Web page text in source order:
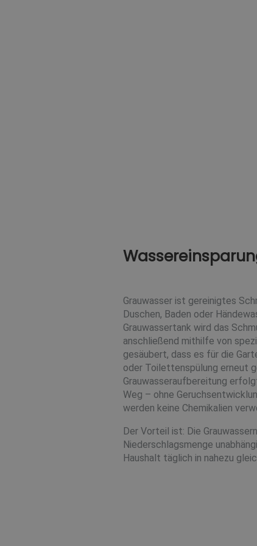
Grauwasser ist gereinigtes
Duschen, Baden oder
Grauwassertank wird das
anschließend mithilfe von
gesäubert, dass es für die
oder Toilettenspülung erneut
Grauwasseraufbereitung
Weg – ohne
werden keine Chemikalien
Der Vorteil ist: Die
Niederschlagsmenge
Haushalt täglich in nahezu